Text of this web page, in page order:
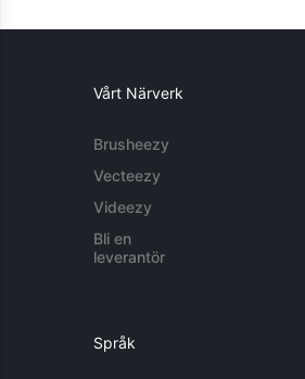
Vårt Närverk
Brusheezy
Vecteezy
Videezy
Bli en
leverantör
Språk